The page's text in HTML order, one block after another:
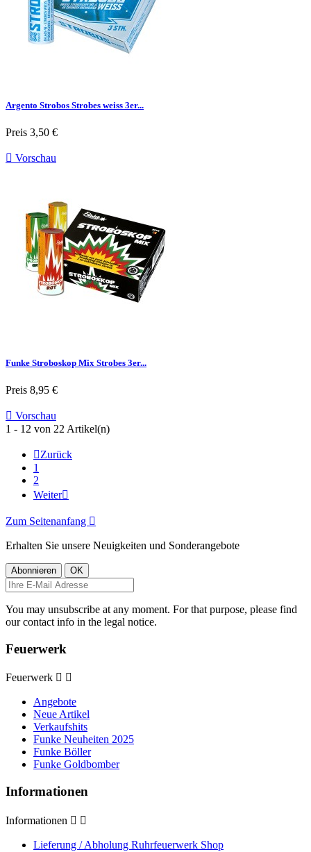
Argento Strobos Strobes weiss 3er...
Preis 3,50 €
 Vorschau
Funke Stroboskop Mix Strobes 3er...
Preis 8,95 €
 Vorschau
1 - 12 von 22 Artikel(n)
Zurück
1
2
Weiter
Zum Seitenanfang 
Erhalten Sie unsere Neuigkeiten und Sonderangebote
You may unsubscribe at any moment. For that purpose, please find
our contact info in the legal notice.
Feuerwerk
Feuerwerk  
Angebote
Neue Artikel
Verkaufshits
Funke Neuheiten 2025
Funke Böller
Funke Goldbomber
Informationen
Informationen  
Lieferung / Abholung Ruhrfeuerwerk Shop